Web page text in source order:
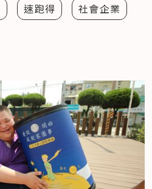
速跑得 社會企業